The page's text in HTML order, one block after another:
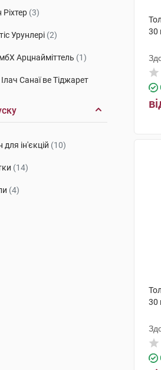
Ріхтер (3)
Урунлері (2)
Арцнайміттель (1)
Санаї ве Тіджарет
(2)
для ін'єкцій (10)
(14)
(4)
30
30